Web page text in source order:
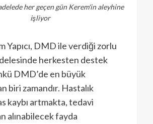
her geçen gün Kerem'in aleyhine
işliyor
Yapıcı, DMD ile verdiği zorlu
herkesten destek
DMD’de en büyük
biri zamandır. Hastalık
kaybı artmakta, tedavi
alınabilecek fayda